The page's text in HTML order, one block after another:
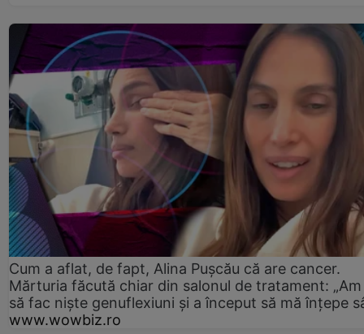
Cum a aflat, de fapt, Alina Pușcău că are cancer.
Mărturia făcută chiar din salonul de tratament:
să fac niște genuflexiuni și a început să mă înțepe
www.wowbiz.ro